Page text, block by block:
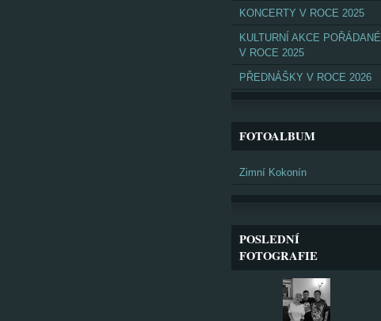
KONCERTY V ROCE 2025
KULTURNÍ AKCE POŘÁDANÉ
V ROCE 2025
PŘEDNÁŠKY V ROCE 2026
FOTOALBUM
Zimní Kokonín
POSLEDNÍ
FOTOGRAFIE